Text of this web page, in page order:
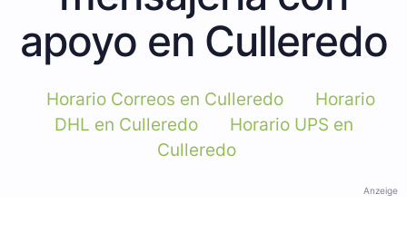
apoyo en Culleredo
Horario Correos en Culleredo
Horario
DHL en Culleredo
Horario UPS en
Culleredo
Anzeige